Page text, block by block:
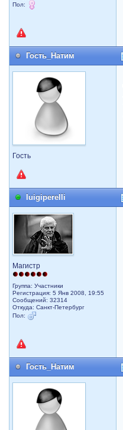
Пол:
Гость_Натим
Гость
luigiperelli
Магистр
Группа: Участники
Регистрация: 5 Янв 2008, 19:55
Сообщений: 32314
Откуда: Санкт-Петербург
Пол:
Гость_Натим